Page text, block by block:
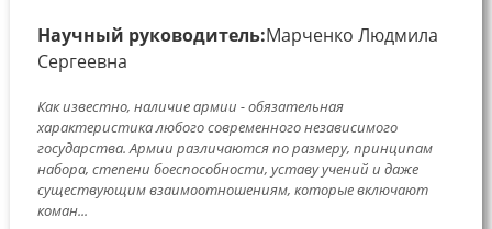
Научный руководитель:Марченко Людмила
Сергеевна
Как известно, наличие армии - обязательная
характеристика любого современного независимого
государства. Армии различаются по размеру, принципам
набора, степени боеспособности, уставу учений и даже
существующим взаимоотношениям, которые включают
коман...